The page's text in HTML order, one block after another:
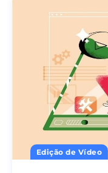
Edição de Vídeo